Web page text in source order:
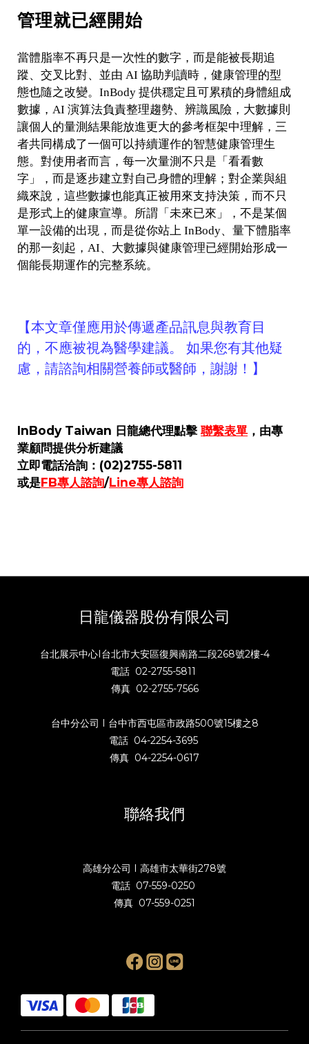
管理就已經開始
當體脂率不再只是一次性的數字，而是能被長期追
蹤、交叉比對、並由 AI 協助判讀時，健康管理的型
態也隨之改變。InBody 提供穩定且可累積的身體組成
數據，AI 演算法負責整理趨勢、辨識風險，大數據則
讓個人的量測結果能放進更大的參考框架中理解，三
者共同構成了一個可以持續運作的智慧健康管理生
態。對使用者而言，每一次量測不只是「看看數
字」，而是逐步建立對自己身體的理解；對企業與組
織來說，這些數據也能真正被用來支持決策，而不只
是形式上的健康宣導。所謂「未來已來」，不是某個
單一設備的出現，而是從你站上 InBody、量下體脂率
的那一刻起，AI、大數據與健康管理已經開始形成一
個能長期運作的完整系統。
【本文章僅應用於傳遞產品訊息與教育目
的，不應被視為醫學建議。 如果您有其他疑
慮，請諮詢相關營養師或醫師，謝謝！】
InBody Taiwan 日龍總代理點擊 聯繫表單 ，由專
業顧問提供分析建議
立即電話洽詢：(02)2755-5811
或是FB專人諮詢/Line專人諮詢
日龍儀器股份有限公司
台北展示中心I台北市大安區復興南路二段268號2樓-4
電話 02-2755-5811
傳真 02-2755-7566
台中分公司 I 台中市西屯區市政路500號15樓之8
電話 04-2254-3695
傳真 04-2254-0617
聯絡我們
高雄分公司 I 高雄市太華街278號
電話 07-559-0250
傳真 07-559-0251